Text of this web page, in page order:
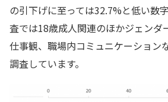
の引下げに至っては32.7%と低い数
査では18歳成人関連のほかジェンダ
仕事観、職場内コミュニケーション
調査しています。